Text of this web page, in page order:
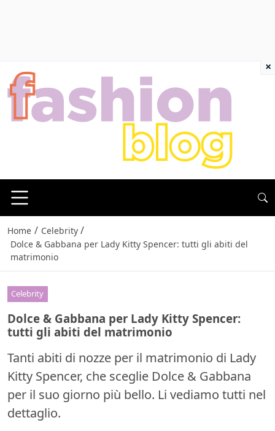
Home / Celebrity /
Dolce & Gabbana per Lady Kitty Spencer: tutti gli abiti del
matrimonio
Celebrity
Dolce & Gabbana per Lady Kitty Spencer:
tutti gli abiti del matrimonio
Tanti abiti di nozze per il matrimonio di Lady
Kitty Spencer, che sceglie Dolce & Gabbana
per il suo giorno più bello. Li vediamo tutti nel
dettaglio.
×